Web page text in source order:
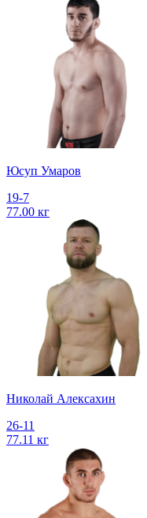
Юсуп Умаров
19-7
77.00 кг
Николай Алексахин
26-11
77.11 кг